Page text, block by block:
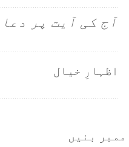
آج کی آیت پر دعا
اظہارِ خیال
ممبر بنیں